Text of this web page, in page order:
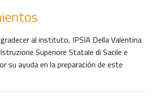
al instituto, IPSIA Della Valentina
Superiore Statale di Sacile e
su ayuda en la preparación de este